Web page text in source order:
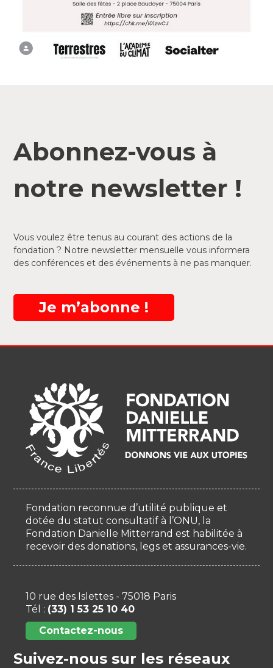
Abonnez-vous à
notre newsletter !
Vous voulez être tenus au courant des actions de la
fondation ? Notre newsletter mensuelle vous informera
des conférences et des événements à ne pas manquer.
Je m’abonne !
Fondation reconnue d’utilité publique et
dotée du statut consultatif à l’ONU, la
Fondation Danielle Mitterrand est habilitée à
recevoir des donations, legs et assurances-vie.
10 rue des Islettes - 75018 Paris
Tél : (33) 1 53 25 10 40
Contactez-nous
Suivez-nous sur les réseaux